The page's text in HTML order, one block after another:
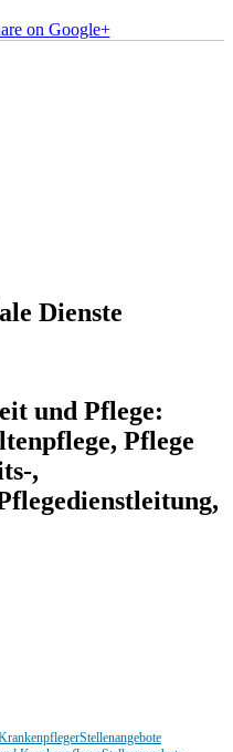
Dienste
und Pflege:
Pflege
,
Stellenangebote